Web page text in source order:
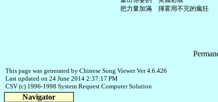
This page was generated by Chinese Song Viewer Ver 4.6.426
Last updated on 24 June 2014 2:37:17 PM
CSV (c) 1996-1998 System Request Computer Solution
Navigator